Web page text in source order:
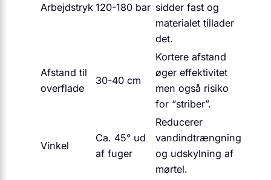
Arbejdstryk 120-180 bar sidder fast og
materialet tillader
det.
Afstand til
overflade
30-40 cm
Kortere afstand
øger effektivitet
men også risiko
for “striber”.
Vinkel
Ca. 45° ud
af fuger
Reducerer
vandindtrængning
og udskylning af
mørtel.